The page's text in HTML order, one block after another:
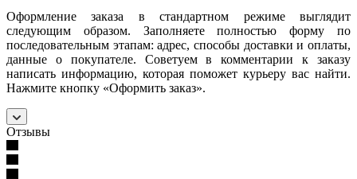
Оформление заказа в стандартном режиме выглядит
следующим образом. Заполняете полностью форму по
последовательным этапам: адрес, способы доставки и оплаты,
данные о покупателе. Советуем в комментарии к заказу
написать информацию, которая поможет курьеру вас найти.
Нажмите кнопку «Оформить заказ».
Отзывы